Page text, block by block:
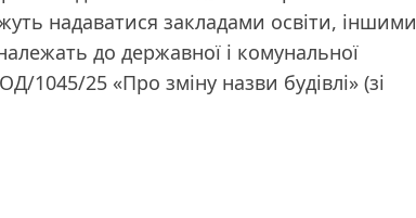
надаватися закладами освіти, іншими
до державної і комунальної
1045/25 «Про зміну назви будівлі» (зі